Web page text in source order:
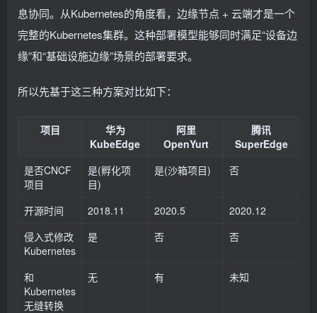
息协同。从Kubernetes的角度看，边缘节点 + 云端才是一个
完整的Kubernetes集群。这种部署模型能够同时满足“设备边
缘”和“基础设施边缘”场景的部署要求。
所以先基于这三种方案对比如下：
项目
华为
KubeEdge
阿里
OpenYurt
腾讯
SuperEdge
是否CNCF
项目
是(孵化项
目)
是(沙箱项目) 否
开源时间 2018.11 2020.5
2020.12
侵入式修改
Kubernetes
是 否 否
和
Kubernetes
无缝转换
无 有 未知